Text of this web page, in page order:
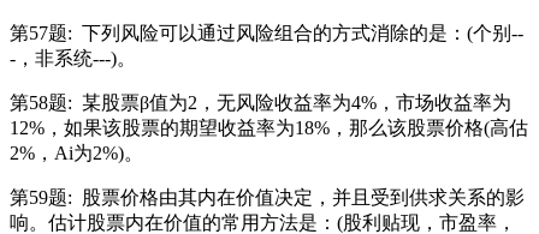
第57题: 下列风险可以通过风险组合的方式消除的是：(个别--
-，非系统---)。
第58题: 某股票β值为2，无风险收益率为4%，市场收益率为
12%，如果该股票的期望收益率为18%，那么该股票价格(高估
2%，Ai为2%)。
第59题:
股票价格由其内在价值决定，并且受到供求关系的影
响。估计股票内在价值的常用方法是：(股利贴现，市盈率，